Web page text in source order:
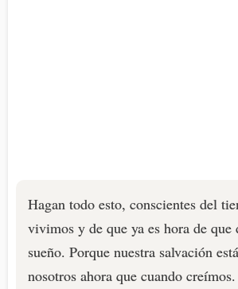
Hagan todo esto, conscientes del
vivimos y de que ya es hora de que
sueño. Porque nuestra salvación
nosotros ahora que cuando